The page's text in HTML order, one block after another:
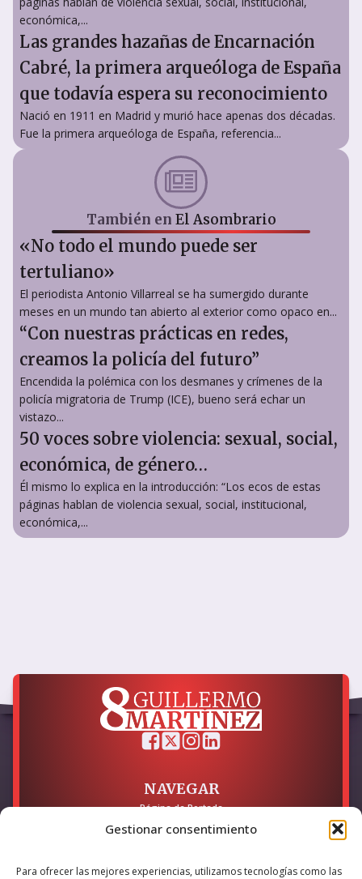
Gestionar consentimiento
Para ofrecer las mejores experiencias, utilizamos tecnologías como las
económica,...
Las grandes hazañas de Encarnación
Cabré, la primera arqueóloga de España
que todavía espera su reconocimiento
Nació en 1911 en Madrid y murió hace apenas dos décadas.
Fue la primera arqueóloga de España, referencia...
También en El Asombrario
«No todo el mundo puede ser
tertuliano»
El periodista Antonio Villarreal se ha sumergido durante
meses en un mundo tan abierto al exterior como opaco en...
“Con nuestras prácticas en redes,
creamos la policía del futuro”
Encendida la polémica con los desmanes y crímenes de la
policía migratoria de Trump (ICE), bueno será echar un
vistazo...
50 voces sobre violencia: sexual, social,
económica, de género…
Él mismo lo explica en la introducción: “Los ecos de estas
páginas hablan de violencia sexual, social, institucional,
económica,...
NAVEGAR
Página de Portada
LEGAL